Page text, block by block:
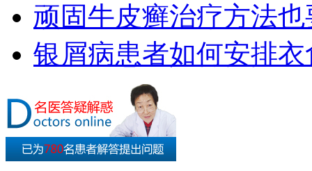
顽固牛皮癣治疗方法也
银屑病患者如何安排